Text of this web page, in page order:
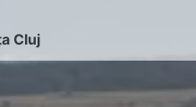
Cluj